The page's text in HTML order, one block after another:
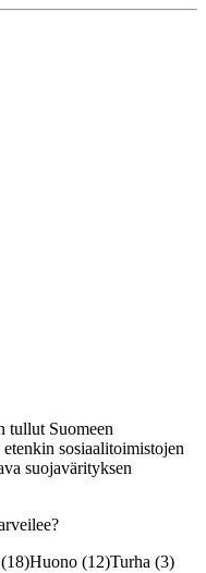
tullut Suomeen
sosiaalitoimistojen
suojavärityksen
Huono (12)Turha (3)